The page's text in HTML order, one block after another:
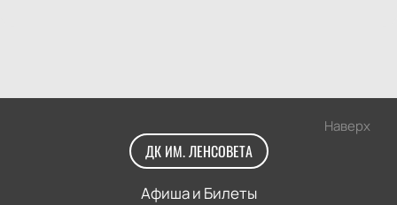
Наверх
ДК ИМ. ЛЕНСОВЕТА
Афиша и Билеты